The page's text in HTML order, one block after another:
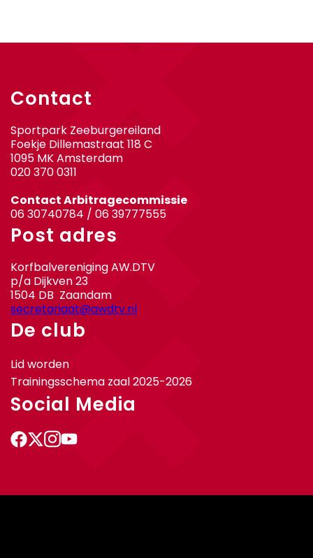
Contact
Sportpark Zeeburgereiland
Foekje Dillemastraat 118 C
1095 MK Amsterdam
020 370 0311
Contact Arbitragecommissie
06 30740784 / 06 39777555
Post adres
Korfbalvereniging AW.DTV
p/a Dijkven 23
1504 DB Zaandam
secretariaat@awdtv.nl
De club
Lid worden
Trainingsschema zaal 2025-2026
Social Media